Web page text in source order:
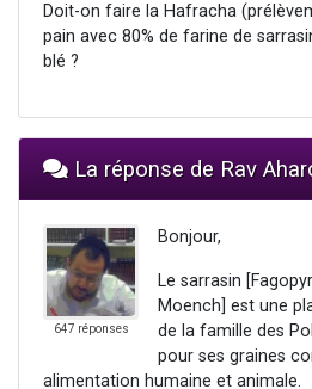
Doit-on faire la Hafracha
pain avec 80% de farine de
blé ?
La réponse de Rav
647 réponses
Bonjour,
Le sarrasin
Moench] est une
de la famille des
pour ses graines
alimentation humaine et animale.